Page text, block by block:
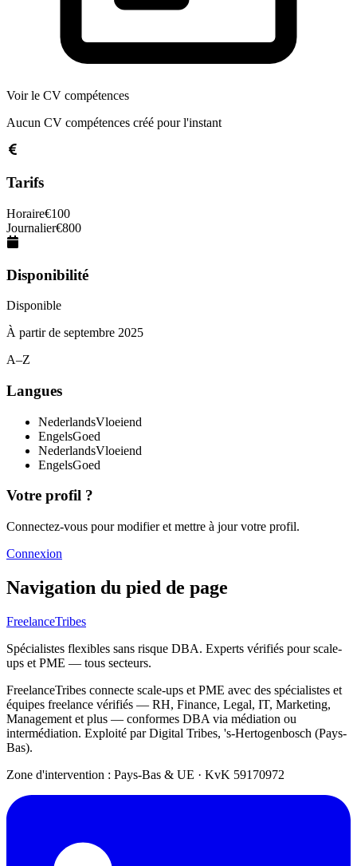
Voir le CV compétences
Aucun CV compétences créé pour l'instant
Tarifs
Horaire€100
Journalier€800
Disponibilité
Disponible
À partir de septembre 2025
A–Z
Langues
NederlandsVloeiend
EngelsGoed
NederlandsVloeiend
EngelsGoed
Votre profil ?
Connectez-vous pour modifier et mettre à jour votre profil.
Connexion
Navigation du pied de page
FreelanceTribes
Spécialistes flexibles sans risque DBA. Experts vérifiés pour scale-
ups et PME — tous secteurs.
FreelanceTribes connecte scale-ups et PME avec des spécialistes et
équipes freelance vérifiés — RH, Finance, Legal, IT, Marketing,
Management et plus — conformes DBA via médiation ou
intermédiation. Exploité par Digital Tribes, 's-Hertogenbosch (Pays-
Bas).
Zone d'intervention : Pays-Bas & UE · KvK 59170972